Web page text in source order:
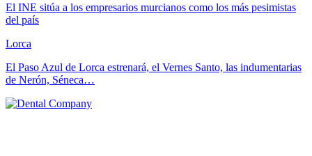
El INE sitúa a los empresarios murcianos como los más pesimistas
del país
Lorca
El Paso Azul de Lorca estrenará, el Vernes Santo, las indumentarias
de Nerón, Séneca…